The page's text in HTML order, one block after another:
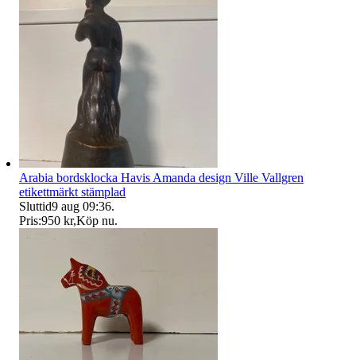
Arabia bordsklocka Havis Amanda design Ville Vallgren
etikettmärkt stämplad
Sluttid9 aug 09:36.
Pris:950 kr,Köp nu.